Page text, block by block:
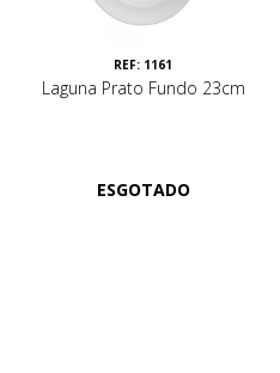
REF: 1161
Laguna Prato Fundo 23cm
ESGOTADO